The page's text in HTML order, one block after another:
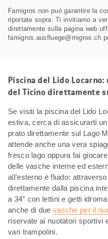
Famigros non può garantire la
riportate sopra. Ti invitiamo a
direttamente sulla pagina web
famigros.ausfluege@migros.ch
Piscina del Lido
del Ticino direttamente
Se visiti la piscina del Lido
estiva, cerca di assicurarti
prato direttamente sul Lago
attende anche una vera
fresco lago oppura fai
delle vasche interne ed
all’esterno è fluido:
direttamente dalla piscina
a 34° con lettini e getti
anche di due vasche per il
riservate ai nuotatori sportivi
vari trampolini.